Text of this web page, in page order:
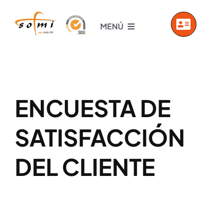
contenido
MENÚ
PRODUCTOS
SERVICIOS
ENCUESTA DE
SATISFACCIÓN
DEL CLIENTE